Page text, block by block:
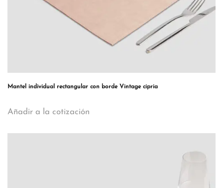
Mantel individual rectangular con borde Vintage cipria
Añadir a la cotización